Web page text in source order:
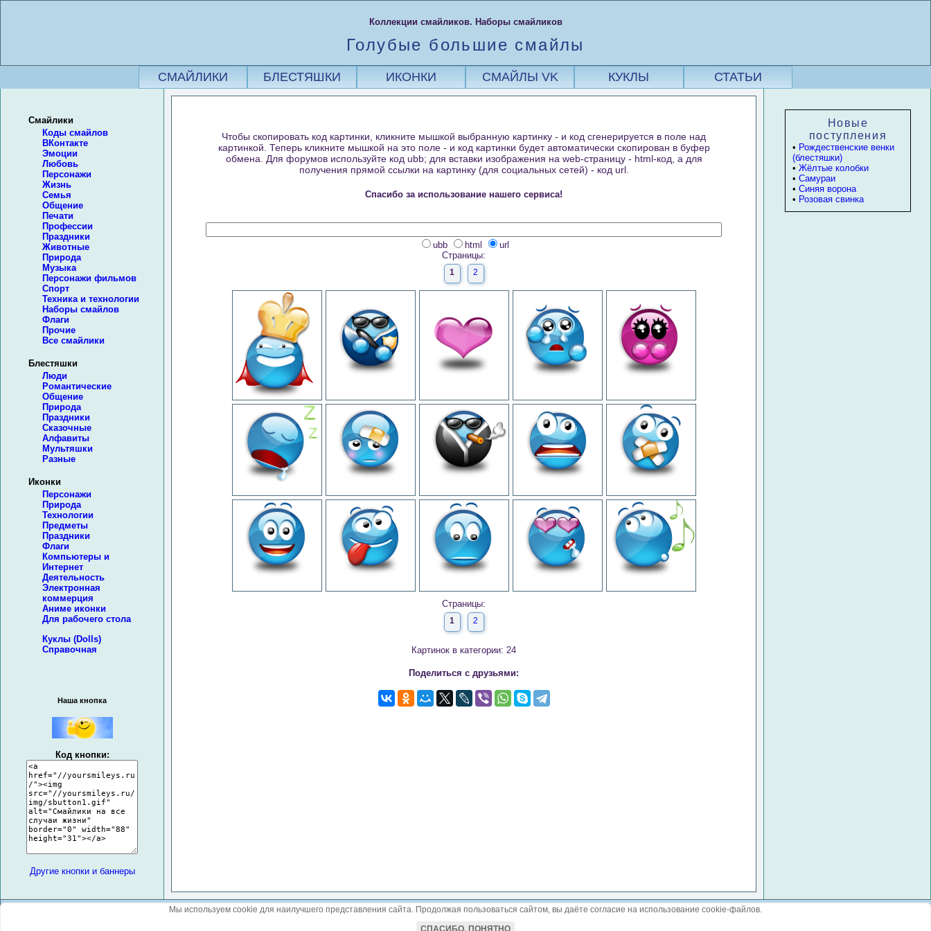
Коллекции смайликов. Наборы смайликов
Голубые большие смайлы
СМАЙЛИКИ БЛЕСТЯШКИ ИКОНКИ СМАЙЛЫ VK КУКЛЫ СТАТЬИ
Смайлики
Коды смайлов
ВКонтакте
Эмоции
Любовь
Персонажи
Жизнь
Семья
Общение
Печати
Профессии
Праздники
Животные
Природа
Музыка
Персонажи фильмов
Спорт
Техника и технологии
Наборы смайлов
Флаги
Прочие
Все смайлики
Блестяшки
Люди
Романтические
Общение
Природа
Праздники
Сказочные
Алфавиты
Мультяшки
Разные
Иконки
Персонажи
Природа
Технологии
Предметы
Праздники
Флаги
Компьютеры и
Интернет
Деятельность
Электронная
коммерция
Аниме иконки
Для рабочего стола
Куклы (Dolls)
Справочная
Наша кнопка
Код кнопки:
Другие кнопки и баннеры
Чтобы скопировать код картинки, кликните мышкой выбранную картинку - и код сгенерируется в поле над
картинкой. Теперь кликните мышкой на это поле - и код картинки будет автоматически скопирован в буфер
обмена. Для форумов используйте код ubb; для вставки изображения на web-страницу - html-код, а для
получения прямой ссылки на картинку (для социальных сетей) - код url.
Спасибо за использование нашего сервиса!
ubb html
url
Страницы:
1 2
Страницы:
1 2
Картинок в категории: 24
Поделиться с друзьями:
Новые
поступления
• Рождественские венки
(блестяшки)
• Жёлтые колобки
• Самураи
• Синяя ворона
• Розовая свинка
Мы используем cookie для наилучшего представления сайта. Продолжая пользоваться сайтом, вы даёте согласие на использование cookie-файлов.
СПАСИБО, ПОНЯТНО